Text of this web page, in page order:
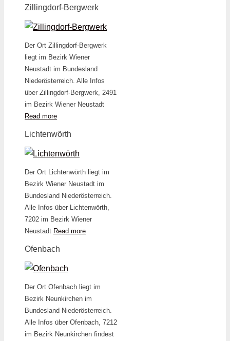
Zillingdorf-Bergwerk
Der Ort Zillingdorf-Bergwerk
liegt im Bezirk Wiener
Neustadt im Bundesland
Niederösterreich. Alle Infos
über Zillingdorf-Bergwerk, 2491
im Bezirk Wiener Neustadt
Read more
Lichtenwörth
Der Ort Lichtenwörth liegt im
Bezirk Wiener Neustadt im
Bundesland Niederösterreich.
Alle Infos über Lichtenwörth,
7202 im Bezirk Wiener
Neustadt Read more
Ofenbach
Der Ort Ofenbach liegt im
Bezirk Neunkirchen im
Bundesland Niederösterreich.
Alle Infos über Ofenbach, 7212
im Bezirk Neunkirchen findest